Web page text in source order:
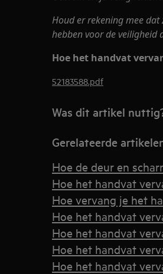
Houd er rekening mee dat
hebben voor de veiligheid
Hoe het handvat
52183588.pdf
Was dit artikel
Gerelateerde
Hoe de deur en
Hoe het handvat
Hoe vervang je het
Hoe het handvat
Hoe het handvat
Hoe het handvat
Hoe het handvat